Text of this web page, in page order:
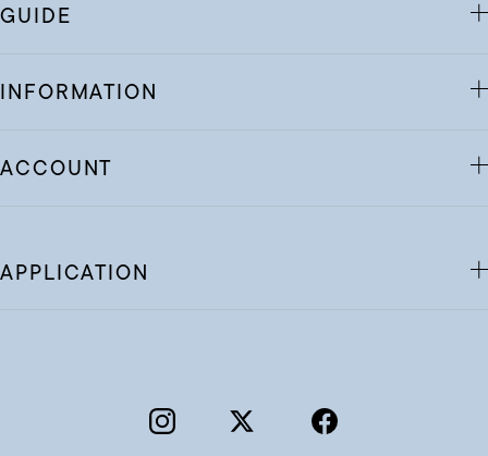
GUIDE
INFORMATION
ACCOUNT
APPLICATION